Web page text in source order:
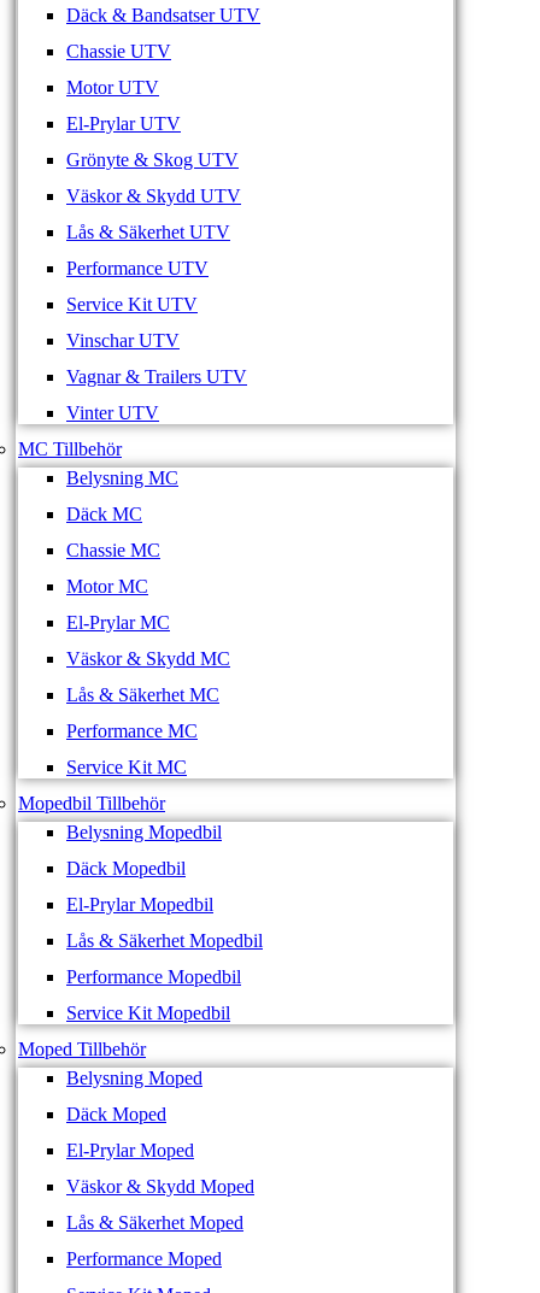
Däck & Bandsatser UTV
Chassie UTV
Motor UTV
El-Prylar UTV
Grönyte & Skog UTV
Väskor & Skydd UTV
Lås & Säkerhet UTV
Performance UTV
Service Kit UTV
Vinschar UTV
Vagnar & Trailers UTV
Vinter UTV
MC Tillbehör
Belysning MC
Däck MC
Chassie MC
Motor MC
El-Prylar MC
Väskor & Skydd MC
Lås & Säkerhet MC
Performance MC
Service Kit MC
Mopedbil Tillbehör
Belysning Mopedbil
Däck Mopedbil
El-Prylar Mopedbil
Lås & Säkerhet Mopedbil
Performance Mopedbil
Service Kit Mopedbil
Moped Tillbehör
Belysning Moped
Däck Moped
El-Prylar Moped
Väskor & Skydd Moped
Lås & Säkerhet Moped
Performance Moped